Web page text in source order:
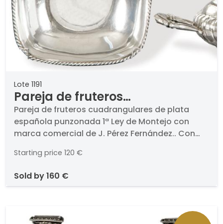
Lote 1191
Pareja de fruteros
cuadrangulares de plata
española punzonada 1ª Ley de
Montejo con marca comercial
de J. Pérez Fernández
Pareja de fruteros cuadrangulares de plata
española punzonada 1ª Ley de Montejo con
marca comercial de J. Pérez Fernández.. Con
Medidas: 5 x 23 x 23 cm
Starting price 120 €
sold by160 €